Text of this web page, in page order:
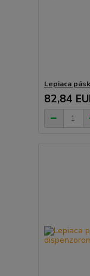
Lepiaca
82,84